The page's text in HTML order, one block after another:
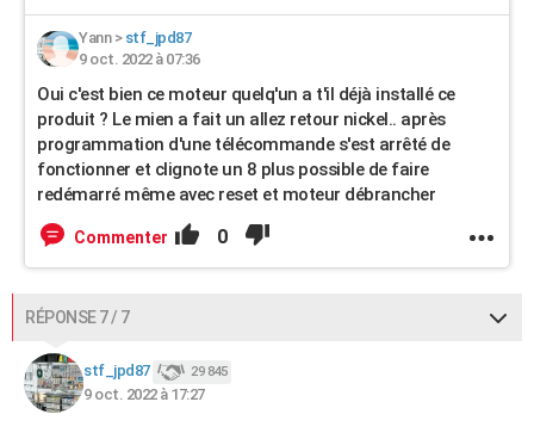
Yann> stf_jpd87
9 oct. 2022 à 07:36
Oui c'est bien ce moteur quelq'un a t'il déjà installé ce
produit ? Le mien a fait un allez retour nickel.. après
programmation d'une télécommande s'est arrêté de
fonctionner et clignote un 8 plus possible de faire
redémarré même avec reset et moteur débrancher
Commenter 0
RÉPONSE 7 / 7
stf_jpd87 29 845
9 oct. 2022 à 17:27